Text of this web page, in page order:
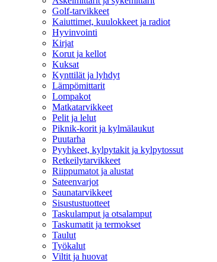
Golf-tarvikkeet
Kaiuttimet, kuulokkeet ja radiot
Hyvinvointi
Kirjat
Korut ja kellot
Kuksat
Kynttilät ja lyhdyt
Lämpömittarit
Lompakot
Matkatarvikkeet
Pelit ja lelut
Piknik-korit ja kylmälaukut
Puutarha
Pyyhkeet, kylpytakit ja kylpytossut
Retkeilytarvikkeet
Riippumatot ja alustat
Sateenvarjot
Saunatarvikkeet
Sisustustuotteet
Taskulamput ja otsalamput
Taskumatit ja termokset
Taulut
Työkalut
Viltit ja huovat